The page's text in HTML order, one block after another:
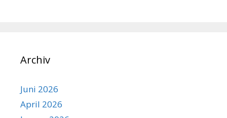
Archiv
Juni 2026
April 2026